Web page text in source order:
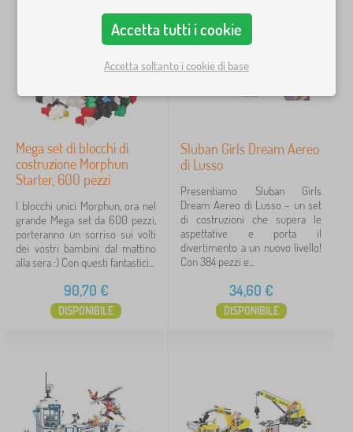
Cerca all'interno del filtro
Annulla FILTRAGGIO
Mega set di blocchi di
costruzione Morphun
Starter, 600 pezzi
I blocchi unici Morphun, ora nel
grande Mega set da 600 pezzi,
porteranno un sorriso sui volti
dei vostri bambini dal mattino
alla sera :) Con questi fantastici...
90,70 €
DISPONIBILE
Sluban Girls Dream Aereo
di Lusso
Presentiamo Sluban Girls
Dream Aereo di Lusso – un set
di costruzioni che supera le
aspettative e porta il
divertimento a un nuovo livello!
Con 384 pezzi e...
34,60 €
DISPONIBILE
Accetta tutti i cookie
Accetta soltanto i cookie di base